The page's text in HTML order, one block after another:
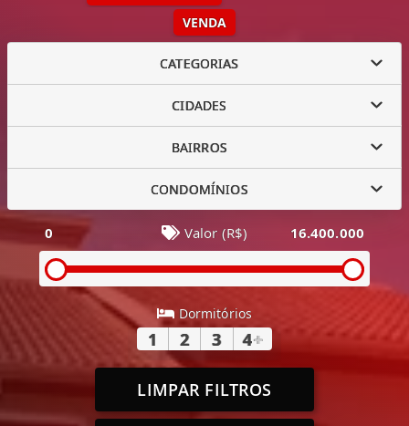
VENDA
CATEGORIAS
CIDADES
BAIRROS
CONDOMÍNIOS
0 Valor (R$) 16.400.000
Dormitórios
1 2 3 4+
LIMPAR FILTROS